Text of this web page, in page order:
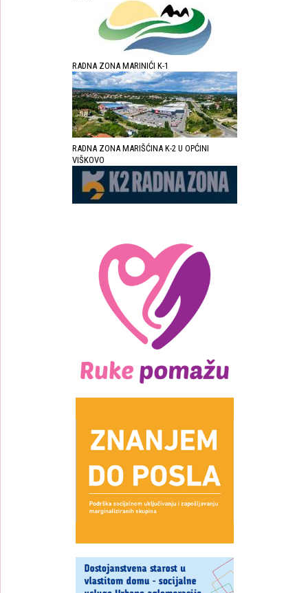
RADNA ZONA MARINIĆI K-1
RADNA ZONA MARIŠĆINA K-2 U OPĆINI
VIŠKOVO